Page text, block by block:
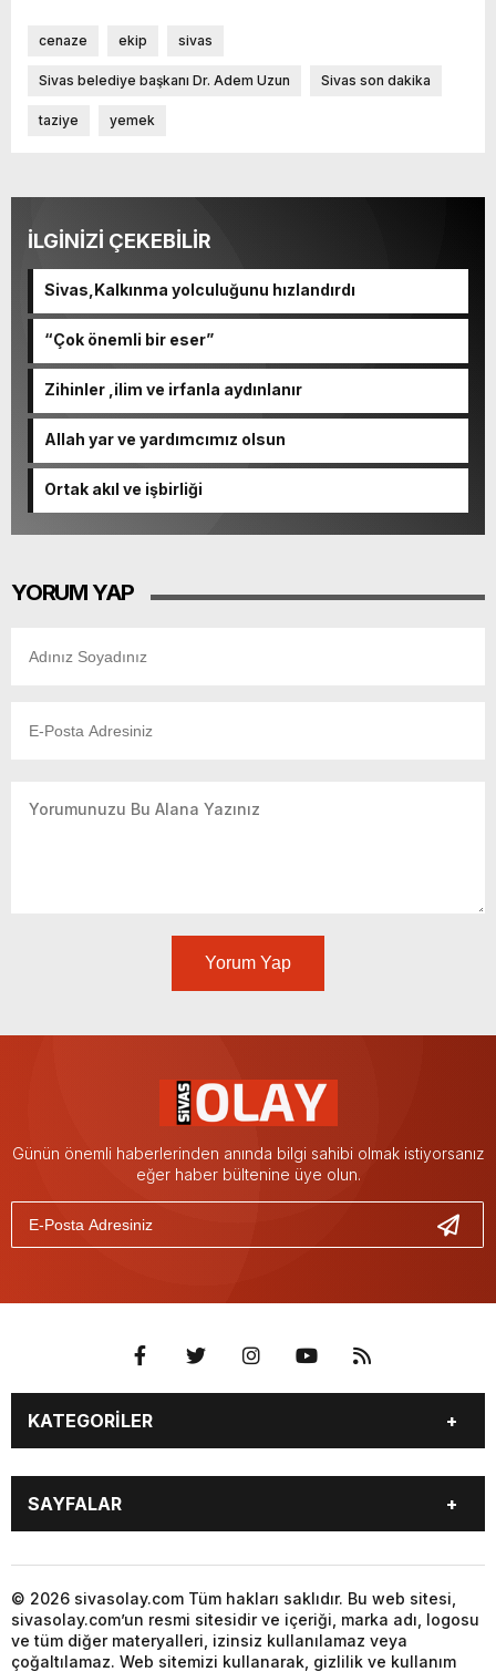
cenaze ekip sivas
Sivas belediye başkanı Dr. Adem Uzun Sivas son dakika
taziye yemek
İLGİNİZİ ÇEKEBİLİR
Sivas,Kalkınma yolculuğunu hızlandırdı
“Çok önemli bir eser”
Zihinler ,ilim ve irfanla aydınlanır
Allah yar ve yardımcımız olsun
Ortak akıl ve işbirliği
YORUM YAP
Yorum Yap
Günün önemli haberlerinden anında bilgi sahibi olmak istiyorsanız
eğer haber bültenine üye olun.
KATEGORİLER
GÜNDEM
SPOR
YEREL HABERLER
SAYFALAR
KÜNYE
İLETİŞİM
© 2026 sivasolay.com Tüm hakları saklıdır. Bu web sitesi,
sivasolay.com’un resmi sitesidir ve içeriği, marka adı, logosu
ve tüm diğer materyalleri, izinsiz kullanılamaz veya
çoğaltılamaz. Web sitemizi kullanarak, gizlilik ve kullanım